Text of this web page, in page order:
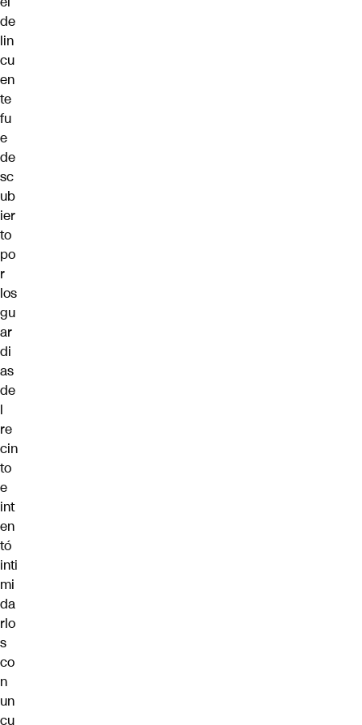
de
lin
cu
en
te
fu
e
de
sc
ub
ier
to
po
r
los
gu
ar
di
as
de
l
re
cin
to
e
int
en
tó
inti
mi
da
rlo
s
co
n
un
cu